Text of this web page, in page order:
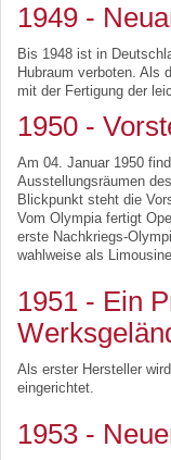
1949 -
Bis 1948 ist in
Hubraum verboten. Als
mit der Fertigung der
1950 -
Am 04. Januar 1950
Ausstellungsräumen
Blickpunkt steht die
Vom Olympia fertigt
erste Nachkriegs-
wahlweise als
1951 - Ein
Als erster Hersteller
eingerichtet.
1953 -